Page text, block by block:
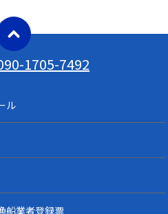
1705-7492
ル
船業者登録票